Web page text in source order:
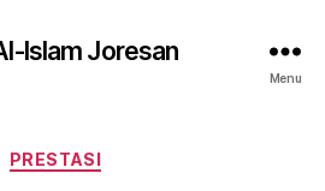
Islam Joresan
Menu
Categories
PRESTASI